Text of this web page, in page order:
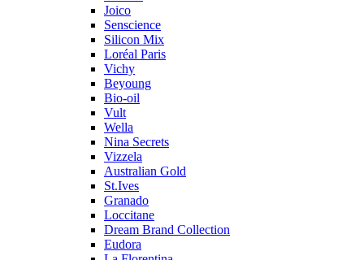
Joico
Senscience
Silicon Mix
Loréal Paris
Vichy
Beyoung
Bio-oil
Vult
Wella
Nina Secrets
Vizzela
Australian Gold
St.Ives
Granado
Loccitane
Dream Brand Collection
Eudora